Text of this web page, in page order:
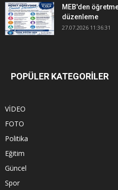
MEB'den
düzenleme
27.07.2026 11:36:31
POPÜLER KATEGORİLER
VİDEO
FOTO
Politika
Eğitim
Güncel
Spor